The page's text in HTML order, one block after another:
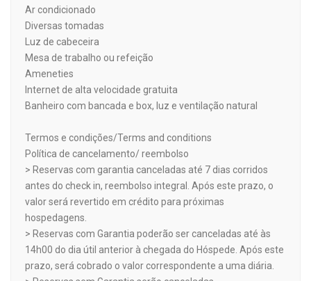
Ar condicionado
Diversas tomadas
Luz de cabeceira
Mesa de trabalho ou refeição
Ameneties
Internet de alta velocidade gratuita
Banheiro com bancada e box, luz e ventilação natural
Termos e condições/Terms and conditions
Política de cancelamento/ reembolso
> Reservas com garantia canceladas até 7 dias corridos
antes do check in, reembolso integral. Após este prazo, o
valor será revertido em crédito para próximas
hospedagens.
> Reservas com Garantia poderão ser canceladas até às
14h00 do dia útil anterior à chegada do Hóspede. Após este
prazo, será cobrado o valor correspondente a uma diária.